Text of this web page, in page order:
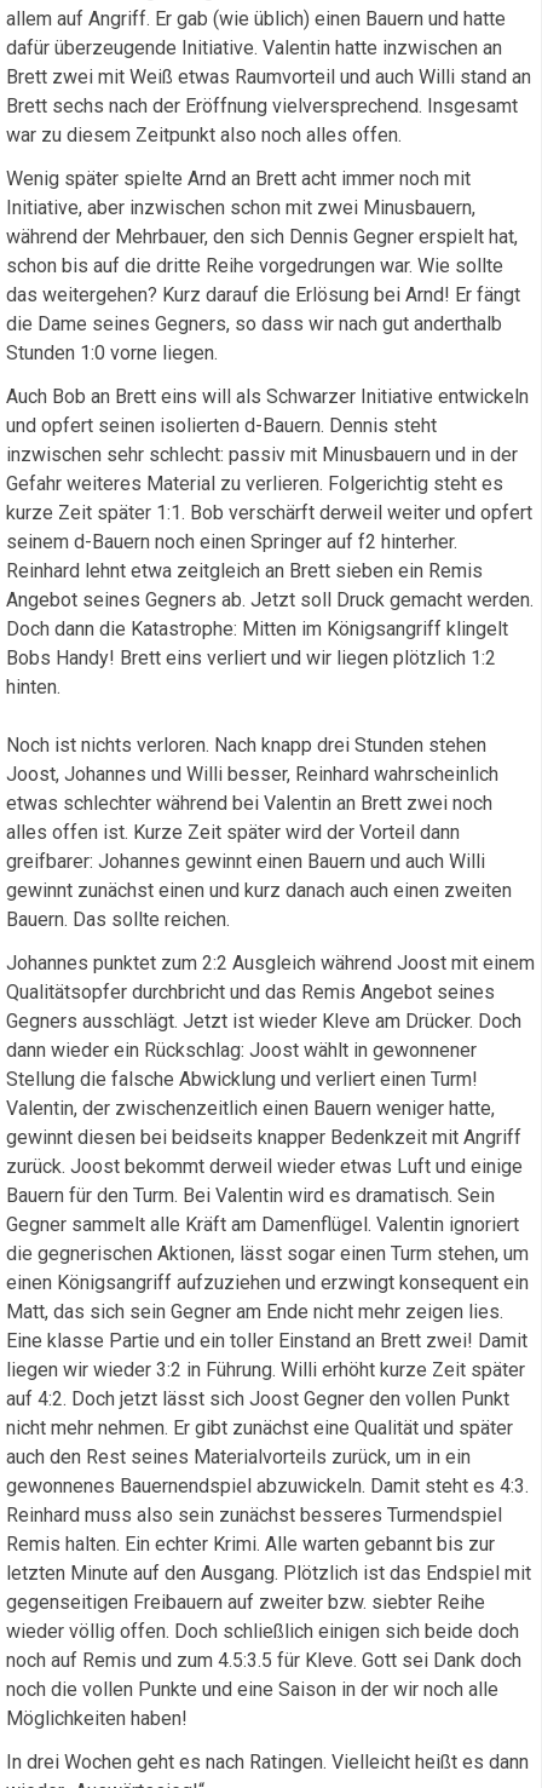
allem auf Angriff. Er gab (wie üblich) einen Bauern und hatte
dafür überzeugende Initiative. Valentin hatte inzwischen an
Brett zwei mit Weiß etwas Raumvorteil und auch Willi stand an
Brett sechs nach der Eröffnung vielversprechend. Insgesamt
war zu diesem Zeitpunkt also noch alles offen.
Wenig später spielte Arnd an Brett acht immer noch mit
Initiative, aber inzwischen schon mit zwei Minusbauern,
während der Mehrbauer, den sich Dennis Gegner erspielt hat,
schon bis auf die dritte Reihe vorgedrungen war. Wie sollte
das weitergehen? Kurz darauf die Erlösung bei Arnd! Er fängt
die Dame seines Gegners, so dass wir nach gut anderthalb
Stunden 1:0 vorne liegen.
Auch Bob an Brett eins will als Schwarzer Initiative entwickeln
und opfert seinen isolierten d-Bauern. Dennis steht
inzwischen sehr schlecht: passiv mit Minusbauern und in der
Gefahr weiteres Material zu verlieren. Folgerichtig steht es
kurze Zeit später 1:1. Bob verschärft derweil weiter und opfert
seinem d-Bauern noch einen Springer auf f2 hinterher.
Reinhard lehnt etwa zeitgleich an Brett sieben ein Remis
Angebot seines Gegners ab. Jetzt soll Druck gemacht werden.
Doch dann die Katastrophe: Mitten im Königsangriff klingelt
Bobs Handy! Brett eins verliert und wir liegen plötzlich 1:2
hinten.
Noch ist nichts verloren. Nach knapp drei Stunden stehen
Joost, Johannes und Willi besser, Reinhard wahrscheinlich
etwas schlechter während bei Valentin an Brett zwei noch
alles offen ist. Kurze Zeit später wird der Vorteil dann
greifbarer: Johannes gewinnt einen Bauern und auch Willi
gewinnt zunächst einen und kurz danach auch einen zweiten
Bauern. Das sollte reichen.
Johannes punktet zum 2:2 Ausgleich während Joost mit einem
Qualitätsopfer durchbricht und das Remis Angebot seines
Gegners ausschlägt. Jetzt ist wieder Kleve am Drücker. Doch
dann wieder ein Rückschlag: Joost wählt in gewonnener
Stellung die falsche Abwicklung und verliert einen Turm!
Valentin, der zwischenzeitlich einen Bauern weniger hatte,
gewinnt diesen bei beidseits knapper Bedenkzeit mit Angriff
zurück. Joost bekommt derweil wieder etwas Luft und einige
Bauern für den Turm. Bei Valentin wird es dramatisch. Sein
Gegner sammelt alle Kräft am Damenflügel. Valentin ignoriert
die gegnerischen Aktionen, lässt sogar einen Turm stehen, um
einen Königsangriff aufzuziehen und erzwingt konsequent ein
Matt, das sich sein Gegner am Ende nicht mehr zeigen lies.
Eine klasse Partie und ein toller Einstand an Brett zwei! Damit
liegen wir wieder 3:2 in Führung. Willi erhöht kurze Zeit später
auf 4:2. Doch jetzt lässt sich Joost Gegner den vollen Punkt
nicht mehr nehmen. Er gibt zunächst eine Qualität und später
auch den Rest seines Materialvorteils zurück, um in ein
gewonnenes Bauernendspiel abzuwickeln. Damit steht es 4:3.
Reinhard muss also sein zunächst besseres Turmendspiel
Remis halten. Ein echter Krimi. Alle warten gebannt bis zur
letzten Minute auf den Ausgang. Plötzlich ist das Endspiel mit
gegenseitigen Freibauern auf zweiter bzw. siebter Reihe
wieder völlig offen. Doch schließlich einigen sich beide doch
noch auf Remis und zum 4.5:3.5 für Kleve. Gott sei Dank doch
noch die vollen Punkte und eine Saison in der wir noch alle
Möglichkeiten haben!
In drei Wochen geht es nach Ratingen. Vielleicht heißt es dann